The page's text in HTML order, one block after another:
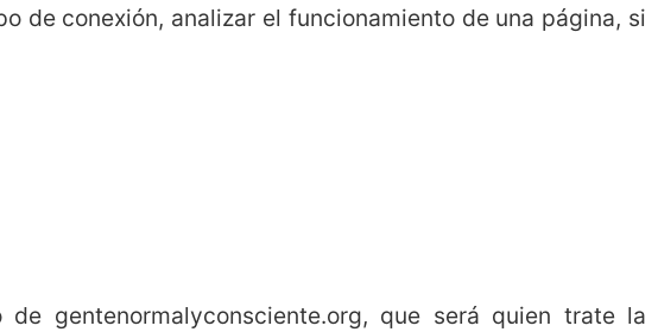
de conexión, analizar el funcionamiento de una página, si
gentenormalyconsciente.org, que será quien trate la